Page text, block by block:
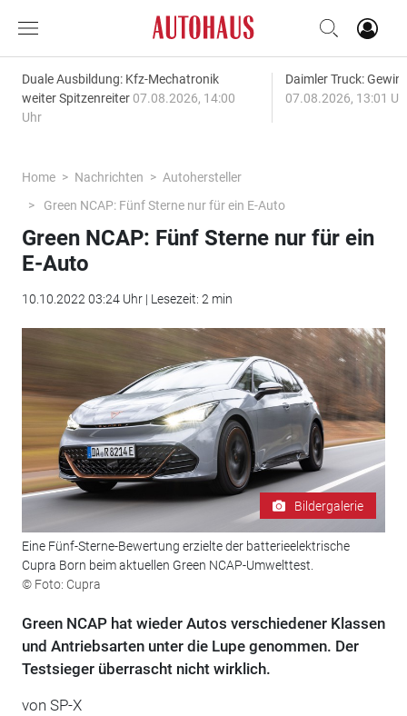
Duale Ausbildung: Kfz-Mechatronik
weiter Spitzenreiter 07.08.2026, 14:00
Uhr
Daimler Truck:
07.08.2026, 13:01
Home Nachrichten
Autohersteller
Green NCAP: Fünf Sterne nur für ein E-Auto
Green NCAP: Fünf Sterne nur für ein
E-Auto
10.10.2022 03:24 Uhr | Lesezeit: 2 min
Bildergalerie
Eine Fünf-Sterne-Bewertung erzielte der batterieelektrische
Cupra Born beim aktuellen Green NCAP-Umwelttest.
© Foto: Cupra
Green NCAP hat wieder Autos verschiedener Klassen
und Antriebsarten unter die Lupe genommen. Der
Testsieger überrascht nicht wirklich.
von SP-X